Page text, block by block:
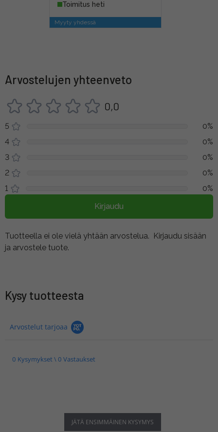
Toimitus heti
Myyty yhdessä
Arvostelujen yhteenveto
0,0
5
0%
4
0%
3
0%
2
0%
1
0%
Kirjaudu
Tuotteella ei ole vielä yhtään arvostelua. Kirjaudu sisään
ja arvostele tuote.
Kysy tuotteesta
Arvostelut tarjoaa
0 Kysymykset \ 0 Vastaukset
JÄTÄ ENSIMMÄINEN KYSYMYS